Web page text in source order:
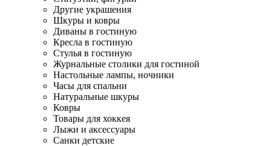
Другие украшения
Шкуры и ковры
Диваны в гостиную
Кресла в гостиную
Стулья в гостиную
Журнальные столики для гостиной
Настольные лампы, ночники
Часы для спальни
Натуральные шкуры
Ковры
Товары для хоккея
Лыжи и аксессуары
Санки детские